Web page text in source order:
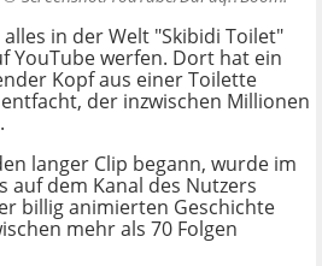
in der Welt "Skibidi Toilet"
YouTube werfen. Dort hat ein
Kopf aus einer Toilette
der inzwischen Millionen
langer Clip begann, wurde im
auf dem Kanal des Nutzers
billig animierten Geschichte
mehr als 70 Folgen